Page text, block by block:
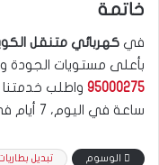
خاتمة
في كهربائي متنقل
بأعلى مستويات الجودة
95000275
ساعة في اليوم، 7 أيام في الأسبوع!
الوسوم تبديل